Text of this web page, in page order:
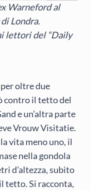
Warneford al
Londra.
lettori del “Daily
oltre due
contro il tetto del
e un’altra parte
Vrouw Visitatie.
vita meno uno, il
nella gondola
d’altezza, subito
tetto. Si racconta,